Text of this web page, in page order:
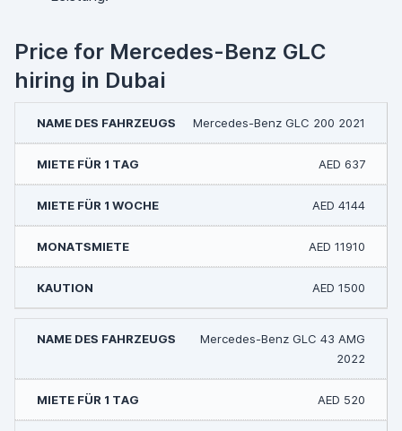
Price for Mercedes-Benz GLC
hiring in Dubai
Mercedes-Benz GLC 200 2021
AED 637
AED 4144
AED 11910
AED 1500
Mercedes-Benz GLC 43 AMG
2022
AED 520